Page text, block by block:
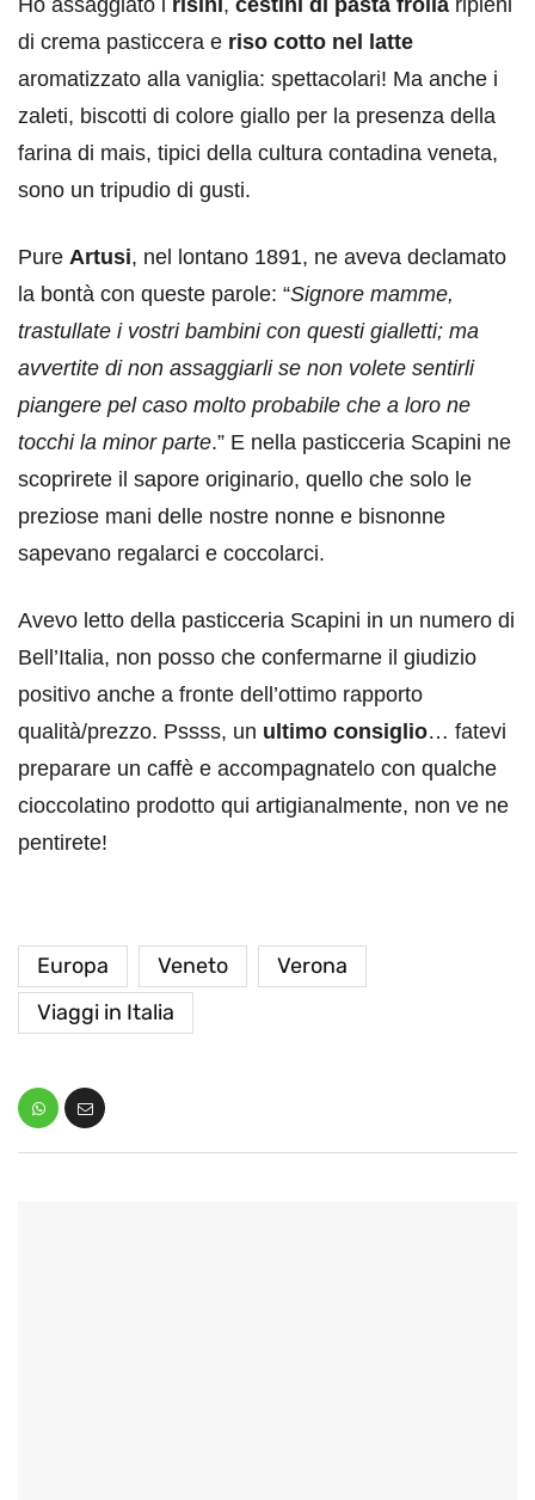
Ho assaggiato i risini , cestini di pasta frolla ripieni
di crema pasticcera e riso cotto nel latte
aromatizzato alla vaniglia: spettacolari! Ma anche i
zaleti, biscotti di colore giallo per la presenza della
farina di mais, tipici della cultura contadina veneta,
sono un tripudio di gusti.
Pure Artusi, nel lontano 1891, ne aveva declamato
la bontà con queste parole: “Signore mamme,
trastullate i vostri bambini con questi gialletti; ma
avvertite di non assaggiarli se non volete sentirli
piangere pel caso molto probabile che a loro ne
tocchi la minor parte.” E nella pasticceria Scapini ne
scoprirete il sapore originario, quello che solo le
preziose mani delle nostre nonne e bisnonne
sapevano regalarci e coccolarci.
Avevo letto della pasticceria Scapini in un numero di
Bell’Italia, non posso che confermarne il giudizio
positivo anche a fronte dell’ottimo rapporto
qualità/prezzo. Pssss, un ultimo consiglio… fatevi
preparare un caffè e accompagnatelo con qualche
cioccolatino prodotto qui artigianalmente, non ve ne
pentirete!
Europa Veneto
Verona
Viaggi in Italia